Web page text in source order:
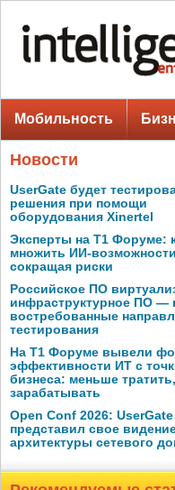
Мобильность
Новости
UserGate будет
решения при помощи
оборудования Xinertel
Эксперты на Т1 Форуме:
множить ИИ-
сокращая риски
Российское ПО
инфраструктурное ПО —
востребованные
тестирования
На Т1 Форуме вывели
эффективности ИТ с
бизнеса: меньше
зарабатывать
Open Conf 2026: UserGate
представил свое
архитектуры сетевого